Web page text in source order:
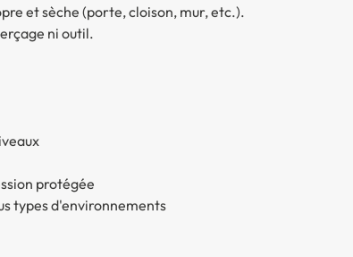
et sèche (porte, cloison, mur, etc.).
ni outil.
protégée
types d'environnements